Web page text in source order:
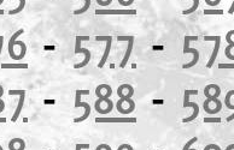
- 577-
- 588-